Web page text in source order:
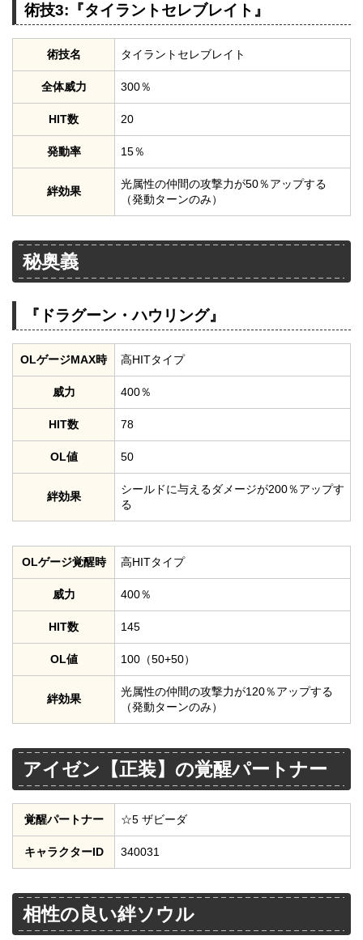
術技3:『タイラントセレブレイト』
術技名 タイラントセレブレイト
全体威力 300％
HIT数 20
発動率 15％
絆効果
光属性の仲間の攻撃力が50％アップする
（発動ターンのみ）
秘奥義
『ドラグーン・ハウリング』
OLゲージMAX時 高HITタイプ
威力 400％
HIT数 78
OL値 50
絆効果
シールドに与えるダメージが200％アップす
る
OLゲージ覚醒時 高HITタイプ
威力 400％
HIT数 145
OL値 100（50+50）
絆効果
光属性の仲間の攻撃力が120％アップする
（発動ターンのみ）
アイゼン【正装】の覚醒パートナー
覚醒パートナー ☆5 ザビーダ
キャラクターID 340031
相性の良い絆ソウル